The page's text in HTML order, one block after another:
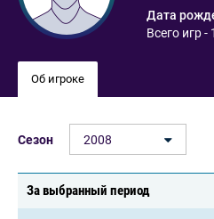
Дата
Всего игр
Об игроке
Сезон 2008
За выбранный период